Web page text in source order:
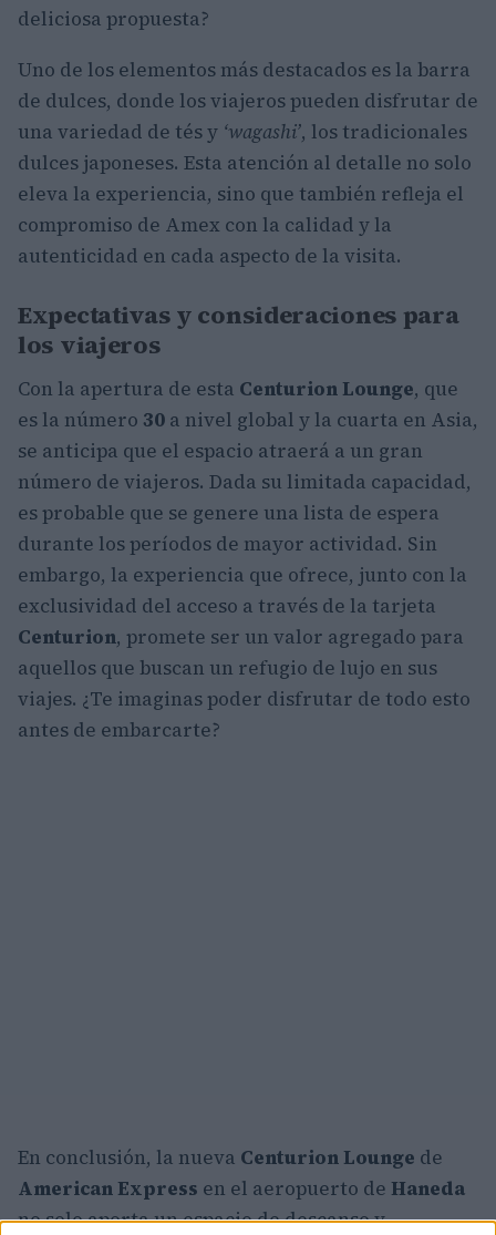
deliciosa propuesta?
Uno de los elementos más destacados es la barra
de dulces, donde los viajeros pueden disfrutar de
una variedad de tés y ‘wagashi’, los tradicionales
dulces japoneses. Esta atención al detalle no solo
eleva la experiencia, sino que también refleja el
compromiso de Amex con la calidad y la
autenticidad en cada aspecto de la visita.
Expectativas y consideraciones para
los viajeros
Con la apertura de esta Centurion Lounge, que
es la número 30 a nivel global y la cuarta en Asia,
se anticipa que el espacio atraerá a un gran
número de viajeros. Dada su limitada capacidad,
es probable que se genere una lista de espera
durante los períodos de mayor actividad. Sin
embargo, la experiencia que ofrece, junto con la
exclusividad del acceso a través de la tarjeta
Centurion, promete ser un valor agregado para
aquellos que buscan un refugio de lujo en sus
viajes. ¿Te imaginas poder disfrutar de todo esto
antes de embarcarte?
En conclusión, la nueva Centurion Lounge de
American Express en el aeropuerto de Haneda
no solo aporta un espacio de descanso y